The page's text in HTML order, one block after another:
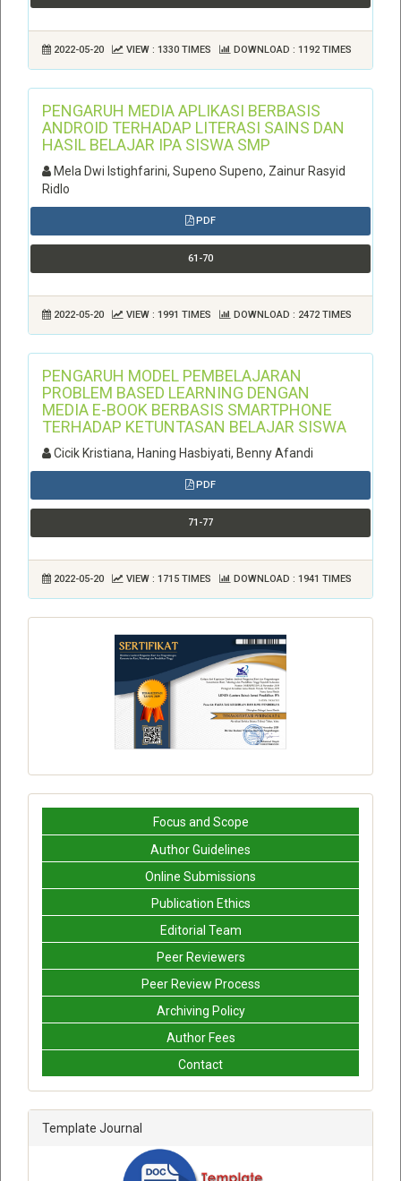
2022-05-20 VIEW : 1330 TIMES DOWNLOAD : 1192 TIMES
PENGARUH MEDIA APLIKASI BERBASIS
ANDROID TERHADAP LITERASI SAINS DAN
HASIL BELAJAR IPA SISWA SMP
Mela Dwi Istighfarini, Supeno Supeno, Zainur Rasyid
Ridlo
PDF
61-70
2022-05-20 VIEW : 1991 TIMES DOWNLOAD : 2472 TIMES
PENGARUH MODEL PEMBELAJARAN
PROBLEM BASED LEARNING DENGAN
MEDIA E-BOOK BERBASIS SMARTPHONE
TERHADAP KETUNTASAN BELAJAR SISWA
Cicik Kristiana, Haning Hasbiyati, Benny Afandi
PDF
71-77
2022-05-20 VIEW : 1715 TIMES DOWNLOAD : 1941 TIMES
Focus and Scope
Author Guidelines
Online Submissions
Publication Ethics
Editorial Team
Peer Reviewers
Peer Review Process
Archiving Policy
Author Fees
Contact
Template Journal